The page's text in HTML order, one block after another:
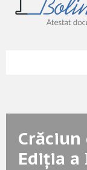
Ediția